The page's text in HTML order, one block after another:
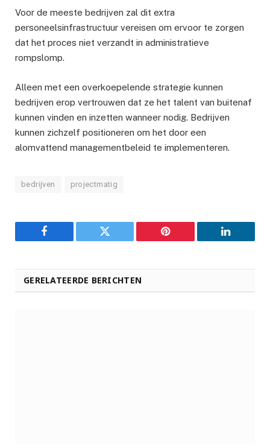
Voor de meeste bedrijven zal dit extra
personeelsinfrastructuur vereisen om ervoor te zorgen
dat het proces niet verzandt in administratieve
rompslomp.
Alleen met een overkoepelende strategie kunnen
bedrijven erop vertrouwen dat ze het talent van buitenaf
kunnen vinden en inzetten wanneer nodig. Bedrijven
kunnen zichzelf positioneren om het door een
alomvattend managementbeleid te implementeren.
bedrijven projectmatig
Facebook Twitter Pinterest LinkedIn
GERELATEERDE BERICHTEN